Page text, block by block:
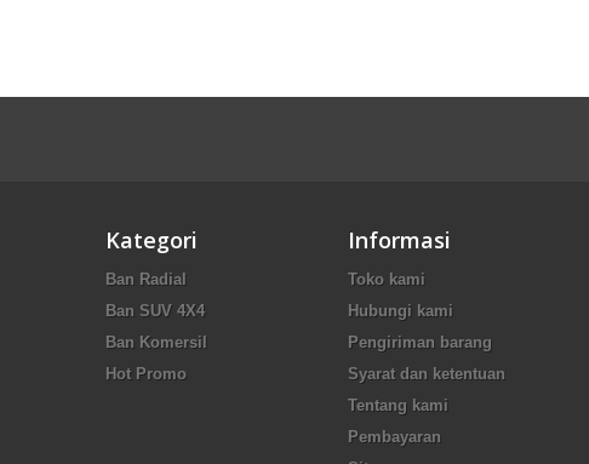
Kategori
Ban Radial
Ban SUV 4X4
Ban Komersil
Hot Promo
Informasi
Toko kami
Hubungi kami
Pengiriman barang
Syarat dan ketentuan
Tentang kami
Pembayaran